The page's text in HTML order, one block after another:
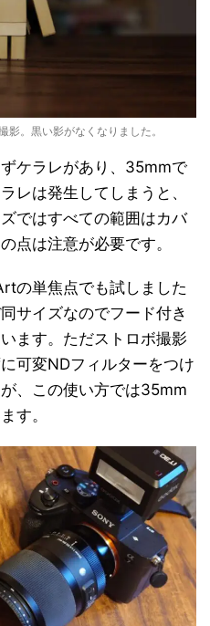
。黒い影がなくなりました。
ケラレがあり、35mmで
レは発生してしまうと、
ではすべての範囲はカバ
点は注意が必要です。
の単焦点でも試しました
サイズなのでフード付き
ます。ただストロボ撮影
可変NDフィルターをつけ
、この使い方では35mm
す。